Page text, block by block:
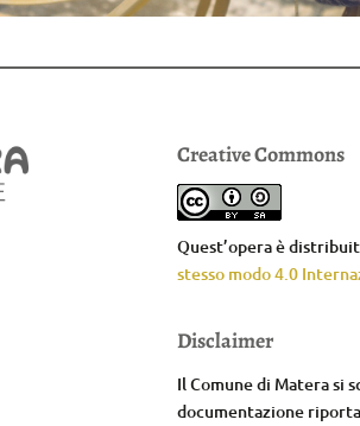
Creative Commons
Quest’opera è
stesso modo 4.0
Disclaimer
Il Comune di Matera si
documentazione